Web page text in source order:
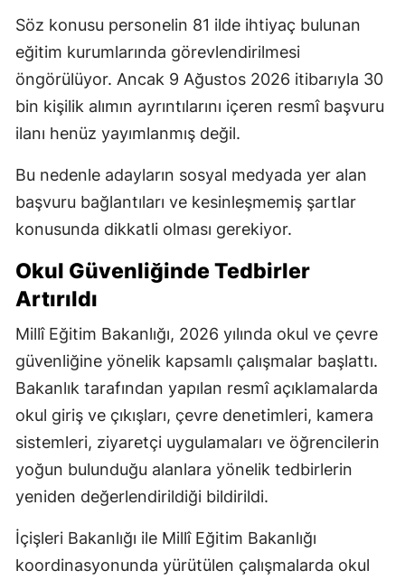
Söz konusu personelin 81 ilde ihtiyaç bulunan
eğitim kurumlarında görevlendirilmesi
öngörülüyor. Ancak 9 Ağustos 2026 itibarıyla 30
bin kişilik alımın ayrıntılarını içeren resmî başvuru
ilanı henüz yayımlanmış değil.
Bu nedenle adayların sosyal medyada yer alan
başvuru bağlantıları ve kesinleşmemiş şartlar
konusunda dikkatli olması gerekiyor.
Okul Güvenliğinde Tedbirler
Artırıldı
Millî Eğitim Bakanlığı, 2026 yılında okul ve çevre
güvenliğine yönelik kapsamlı çalışmalar başlattı.
Bakanlık tarafından yapılan resmî açıklamalarda
okul giriş ve çıkışları, çevre denetimleri, kamera
sistemleri, ziyaretçi uygulamaları ve öğrencilerin
yoğun bulunduğu alanlara yönelik tedbirlerin
yeniden değerlendirildiği bildirildi.
İçişleri Bakanlığı ile Millî Eğitim Bakanlığı
koordinasyonunda yürütülen çalışmalarda okul